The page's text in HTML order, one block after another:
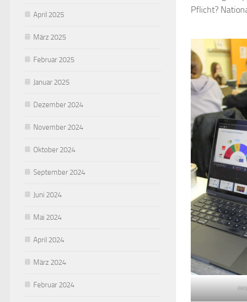
Pflicht?
April 2025
März 2025
Februar 2025
Januar 2025
Dezember 2024
November 2024
Oktober 2024
September 2024
Juni 2024
Mai 2024
April 2024
März 2024
Februar 2024